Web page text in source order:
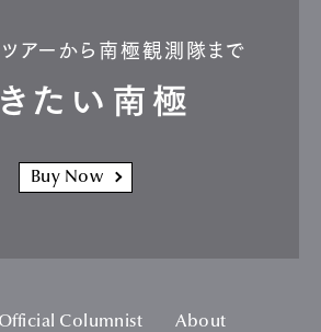
ツアーから南極観測隊まで
たい南極
Buy Now
Official Columnist
About